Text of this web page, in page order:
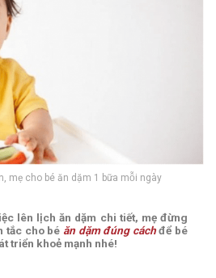
mẹ cho bé ăn dặm 1 bữa mỗi ngày
lên lịch ăn dặm chi tiết, mẹ đừng
tắc cho bé ăn dặm đúng cáchđể bé
triển khoẻ mạnh nhé!